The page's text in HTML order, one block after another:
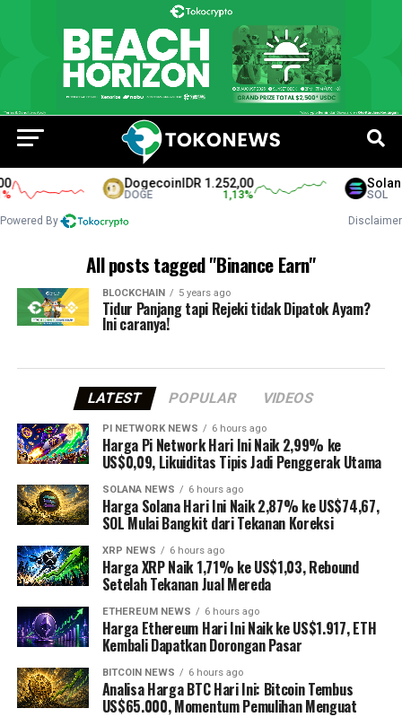
DogecoinIDR 1.252,00
DOGE 1,13 %
Solana
SOL
Powered By Disclaimer
All posts tagged "Binance Earn"
BLOCKCHAIN 5 years ago
Tidur Panjang tapi Rejeki tidak Dipatok Ayam?
Ini caranya!
LATEST POPULAR VIDEOS
PI NETWORK NEWS 6 hours ago
Harga Pi Network Hari Ini Naik 2,99% ke
US$0,09, Likuiditas Tipis Jadi Penggerak Utama
SOLANA NEWS 6 hours ago
Harga Solana Hari Ini Naik 2,87% ke US$74,67,
SOL Mulai Bangkit dari Tekanan Koreksi
XRP NEWS 6 hours ago
Harga XRP Naik 1,71% ke US$1,03, Rebound
Setelah Tekanan Jual Mereda
ETHEREUM NEWS 6 hours ago
Harga Ethereum Hari Ini Naik ke US$1.917, ETH
Kembali Dapatkan Dorongan Pasar
BITCOIN NEWS 6 hours ago
Analisa Harga BTC Hari Ini: Bitcoin Tembus
US$65.000, Momentum Pemulihan Menguat